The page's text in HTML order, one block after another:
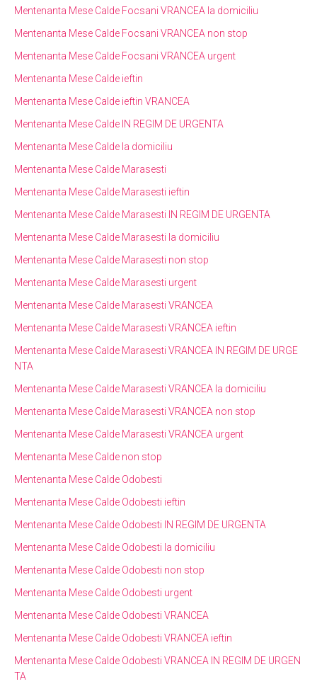
Mentenanta Mese Calde Focsani VRANCEA la domiciliu
Mentenanta Mese Calde Focsani VRANCEA non stop
Mentenanta Mese Calde Focsani VRANCEA urgent
Mentenanta Mese Calde ieftin
Mentenanta Mese Calde ieftin VRANCEA
Mentenanta Mese Calde IN REGIM DE URGENTA
Mentenanta Mese Calde la domiciliu
Mentenanta Mese Calde Marasesti
Mentenanta Mese Calde Marasesti ieftin
Mentenanta Mese Calde Marasesti IN REGIM DE URGENTA
Mentenanta Mese Calde Marasesti la domiciliu
Mentenanta Mese Calde Marasesti non stop
Mentenanta Mese Calde Marasesti urgent
Mentenanta Mese Calde Marasesti VRANCEA
Mentenanta Mese Calde Marasesti VRANCEA ieftin
Mentenanta Mese Calde Marasesti VRANCEA IN REGIM DE URGE
NTA
Mentenanta Mese Calde Marasesti VRANCEA la domiciliu
Mentenanta Mese Calde Marasesti VRANCEA non stop
Mentenanta Mese Calde Marasesti VRANCEA urgent
Mentenanta Mese Calde non stop
Mentenanta Mese Calde Odobesti
Mentenanta Mese Calde Odobesti ieftin
Mentenanta Mese Calde Odobesti IN REGIM DE URGENTA
Mentenanta Mese Calde Odobesti la domiciliu
Mentenanta Mese Calde Odobesti non stop
Mentenanta Mese Calde Odobesti urgent
Mentenanta Mese Calde Odobesti VRANCEA
Mentenanta Mese Calde Odobesti VRANCEA ieftin
Mentenanta Mese Calde Odobesti VRANCEA IN REGIM DE URGEN
TA